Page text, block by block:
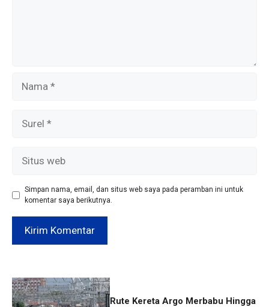
Simpan nama, email, dan situs web saya pada peramban ini untuk
komentar saya berikutnya.
Rute Kereta Argo Merbabu Hingga